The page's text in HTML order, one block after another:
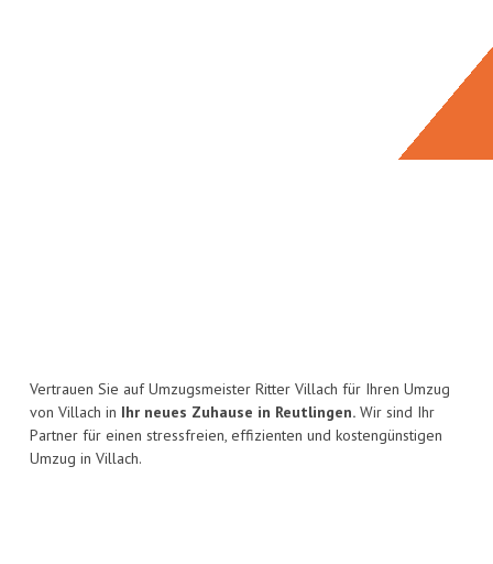
Vertrauen Sie auf Umzugsmeister Ritter Villach für Ihren Umzug
von Villach in Ihr neues Zuhause in Reutlingen. Wir sind Ihr
Partner für einen stressfreien, effizienten und kostengünstigen
Umzug in Villach.